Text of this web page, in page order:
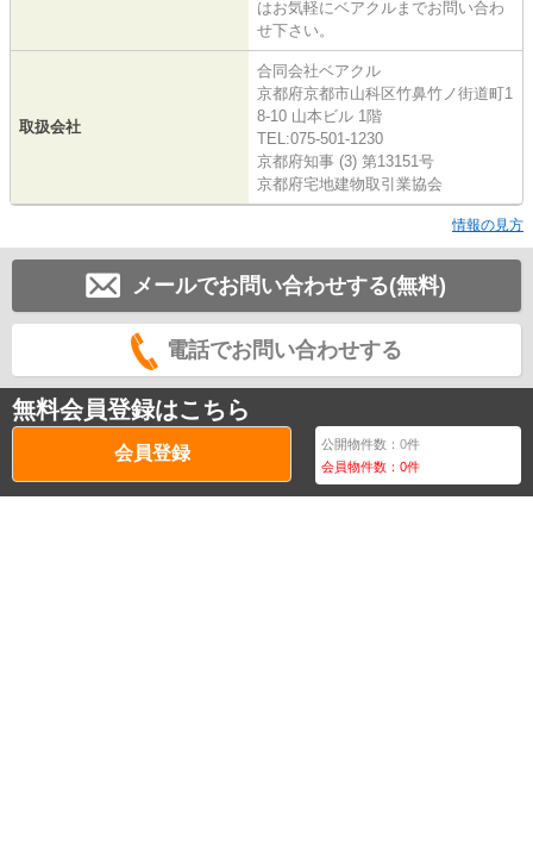
はお気軽にベアクルまでお問い合わ
せ下さい。
取扱会社
合同会社ベアクル
京都府京都市山科区竹鼻竹ノ街道町1
8-10 山本ビル 1階
TEL:075-501-1230
京都府知事 (3) 第13151号
京都府宅地建物取引業協会
情報の見方
メールでお問い合わせする(無料)
電話でお問い合わせする
無料会員登録はこちら
会員登録 公開物件数：0件
会員物件数：0件